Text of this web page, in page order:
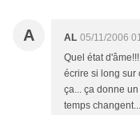
A AL 05/11/2006
Quel état
écrire si long sur
ça... ça donne
temps